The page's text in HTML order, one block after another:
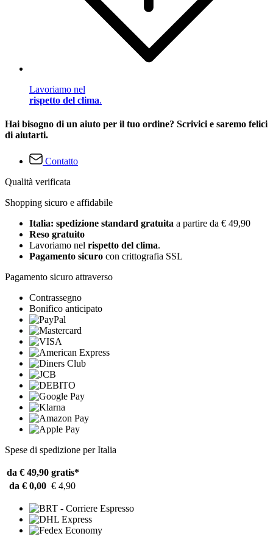
Lavoriamo nel
rispetto del clima.
Hai bisogno di un aiuto per il tuo ordine? Scrivici e saremo felici
di aiutarti.
Contatto
Qualità verificata
Shopping sicuro e affidabile
Italia: spedizione standard gratuita a partire da € 49,90
Reso gratuito
Lavoriamo nel rispetto del clima.
Pagamento sicuro con crittografia SSL
Pagamento sicuro attraverso
Contrassegno
Bonifico anticipato
Spese di spedizione per Italia
da € 49,90 gratis*
da € 0,00 € 4,90